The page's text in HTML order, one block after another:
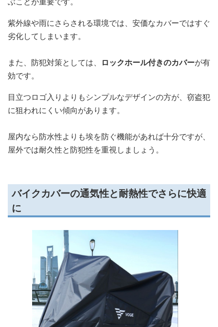
紫外線や雨にさらされる環境では、安価なカバーではすぐ
劣化してしまいます。
また、防犯対策としては、 ロックホール付きのカバーが有
効です。
目立つロゴ入りよりもシンプルなデザインの方が、窃盗犯
に狙われにくい傾向があります。
屋内なら防水性よりも埃を防ぐ機能があれば十分ですが、
屋外では耐久性と防犯性を重視しましょう。
バイクカバーの通気性と耐熱性でさらに快適
に